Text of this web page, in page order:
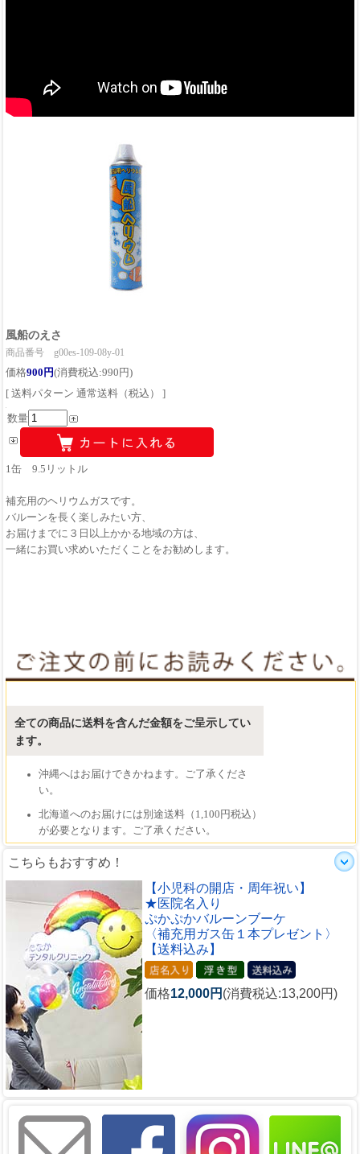
こちらもおすすめ！
【小児科の開店・周年祝い】
★医院名入り
ぷかぷかバルーンブーケ
〈補充用ガス缶１本プレゼント〉
【送料込み】
価格12,000円 (消費税込:13,200円)